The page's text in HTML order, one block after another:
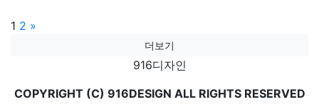
글
이
Page
1 Page
2 »
더보기
916디자인
COPYRIGHT (C) 916DESIGN ALL RIGHTS RESERVED